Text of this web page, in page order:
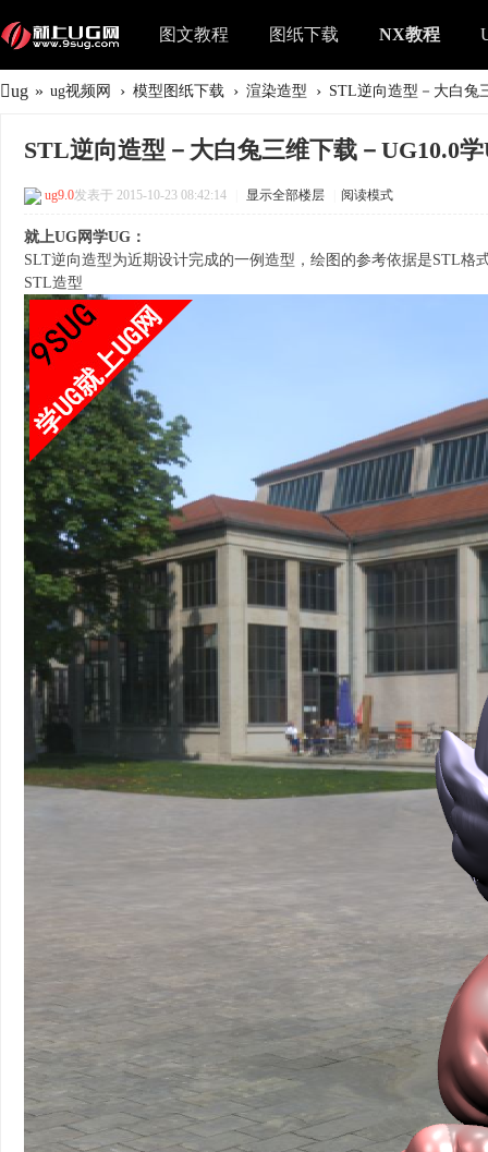
图文教程 图纸下载 NX教程
ug » ug视频网 › 模型图纸下载 › 渲染造型 › STL逆向造型－大白兔
STL逆向造型－大白兔三维下载－UG10.0
ug9.0发表于 2015-10-23 08:42:14 显示全部楼层 阅读模式
就上UG网学UG：
SLT逆向造型为近期设计完成的一例造型，绘图的参考依据是STL
STL造型